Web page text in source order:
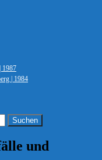
1987
| 1984
und